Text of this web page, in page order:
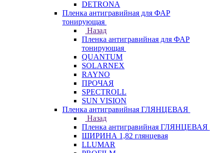
DETRONA
Пленка антигравийная для ФАР
тонирующая
Назад
Пленка антигравийная для ФАР
тонирующая
QUANTUM
SOLARNEX
RAYNO
ПРОЧАЯ
SPECTROLL
SUN VISION
Пленка антигравийная ГЛЯНЦЕВАЯ
Назад
Пленка антигравийная ГЛЯНЦЕВАЯ
ШИРИНА 1,82 глянцевая
LLUMAR